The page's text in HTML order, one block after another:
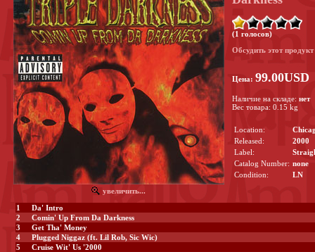
увеличить...
(1 голосов)
Обсудить этот продукт
Цена: 99.00USD
Наличие на складе: нет
Вес товара: 0.15 kg
Location:
Released:
2000
Label:
Catalog Number: none
Condition:
LN
1
Da' Intro
2
Comin' Up From Da Darkness
3
Get Tha' Money
4
Plugged Niggaz (ft. Lil Rob, Sic Wic)
5
Cruise Wit' Us '2000